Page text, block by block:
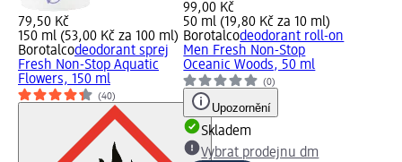
79,50 Kč
150 ml (53,00 Kč za 100 ml)
Borotalcodeodorant sprej
Fresh Non-Stop Aquatic
Flowers, 150 ml
(40)
99,00 Kč
50 ml (19,80 Kč za 10 ml)
Borotalcodeodorant roll-on
Men Fresh Non-Stop
Oceanic Woods, 50 ml
(0)
Upozornění
Skladem
Vybrat prodejnu dm